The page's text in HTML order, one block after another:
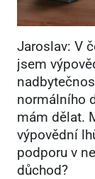
Jaroslav: V
jsem
normálního
mám dělat.
výpovědní
podporu v
důchod?